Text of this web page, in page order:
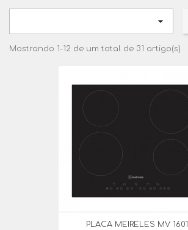

Mostrando 1-12 de um total de 31 artigo(s)
PLACA MEIRELES MV 1601